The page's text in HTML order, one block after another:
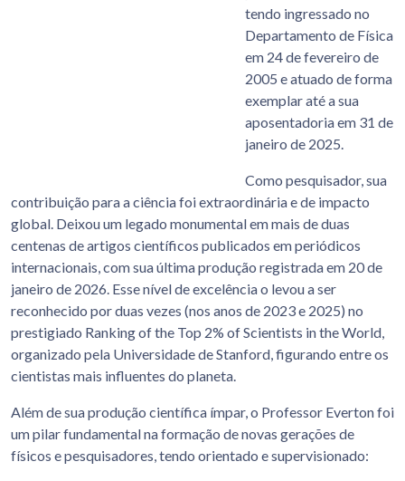
tendo ingressado no
Departamento de Física
em 24 de fevereiro de
2005 e atuado de forma
exemplar até a sua
aposentadoria em 31 de
janeiro de 2025.
Como pesquisador, sua
contribuição para a ciência foi extraordinária e de impacto
global. Deixou um legado monumental em mais de duas
centenas de artigos científicos publicados em periódicos
internacionais, com sua última produção registrada em 20 de
janeiro de 2026. Esse nível de excelência o levou a ser
reconhecido por duas vezes (nos anos de 2023 e 2025) no
prestigiado Ranking of the Top 2% of Scientists in the World,
organizado pela Universidade de Stanford, figurando entre os
cientistas mais influentes do planeta.
Além de sua produção científica ímpar, o Professor Everton foi
um pilar fundamental na formação de novas gerações de
físicos e pesquisadores, tendo orientado e supervisionado: